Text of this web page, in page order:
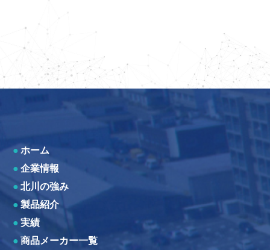
● ホーム
● 企業情報
● 北川の強み
● 製品紹介
● 実績
● 商品メーカー一覧